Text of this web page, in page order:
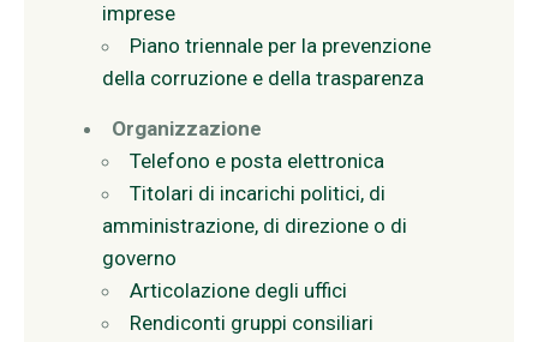
imprese
Piano triennale per la prevenzione
della corruzione e della trasparenza
Organizzazione
Telefono e posta elettronica
Titolari di incarichi politici, di
amministrazione, di direzione o di
governo
Articolazione degli uffici
Rendiconti gruppi consiliari